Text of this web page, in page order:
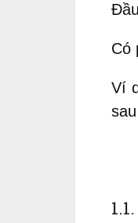
Có
Ví